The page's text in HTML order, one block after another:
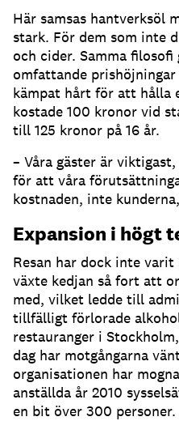
Här samsas hantverksöl
stark. För dem som inte
och cider. Samma
omfattande
kämpat hårt för att hålla
kostade 100 kronor vid
till 125 kronor på 16 år.
– Våra gäster är
för att våra
kostnaden, inte
Expansion i högt
Resan har dock inte
växte kedjan så fort att
med, vilket ledde till
tillfälligt förlorade
restauranger i
dag har motgångarna
organisationen har
anställda år 2010
en bit över 300 personer.